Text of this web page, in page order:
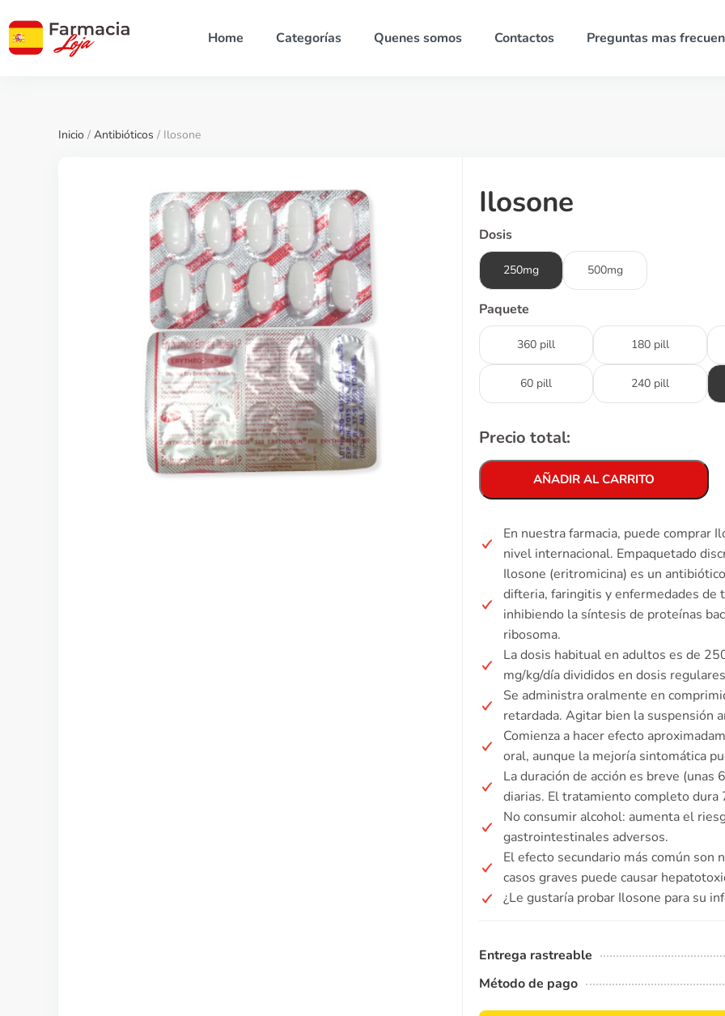
Home Categorías Quenes somos Contactos Preguntas mas
Inicio / Antibióticos / Ilosone
Ilosone
Dosis
250mg 500mg
Paquete
360 pill 180 pill
60 pill 240 pill
Precio total:
AÑADIR AL CARRITO
En nuestra farmacia, puede comprar
nivel internacional. Empaquetado
Ilosone (eritromicina) es un
difteria, faringitis y enfermedades de
inhibiendo la síntesis de proteínas
ribosoma.
La dosis habitual en adultos es de
mg/kg/día divididos en dosis
Se administra oralmente en
retardada. Agitar bien la suspensión
Comienza a hacer efecto
oral, aunque la mejoría sintomática
La duración de acción es breve
diarias. El tratamiento completo dura
No consumir alcohol: aumenta el
gastrointestinales adversos.
El efecto secundario más común son
casos graves puede causar
¿Le gustaría probar Ilosone para su
Entrega rastreable
Método de pago